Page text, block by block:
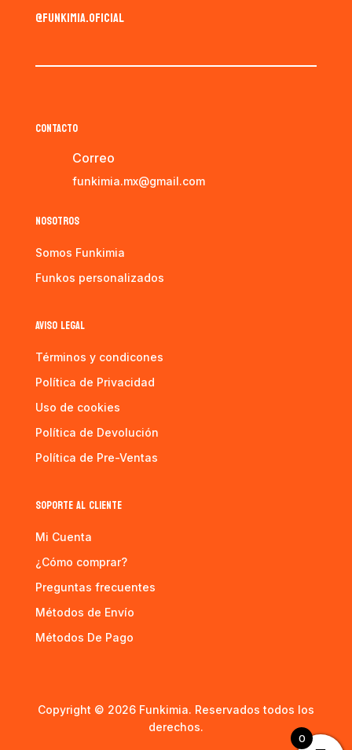
@funkimia.oficial
CONTACTO
Correo
funkimia.mx@gmail.com
NOSOTROS
Somos Funkimia
Funkos personalizados
AVISO LEGAL
Términos y condicones
Política de Privacidad
Uso de cookies
Política de Devolución
Política de Pre-Ventas
SOPORTE AL CLIENTE
Mi Cuenta
¿Cómo comprar?
Preguntas frecuentes
Métodos de Envío
Métodos De Pago
Copyright © 2026 Funkimia. Reservados todos los
derechos.
0